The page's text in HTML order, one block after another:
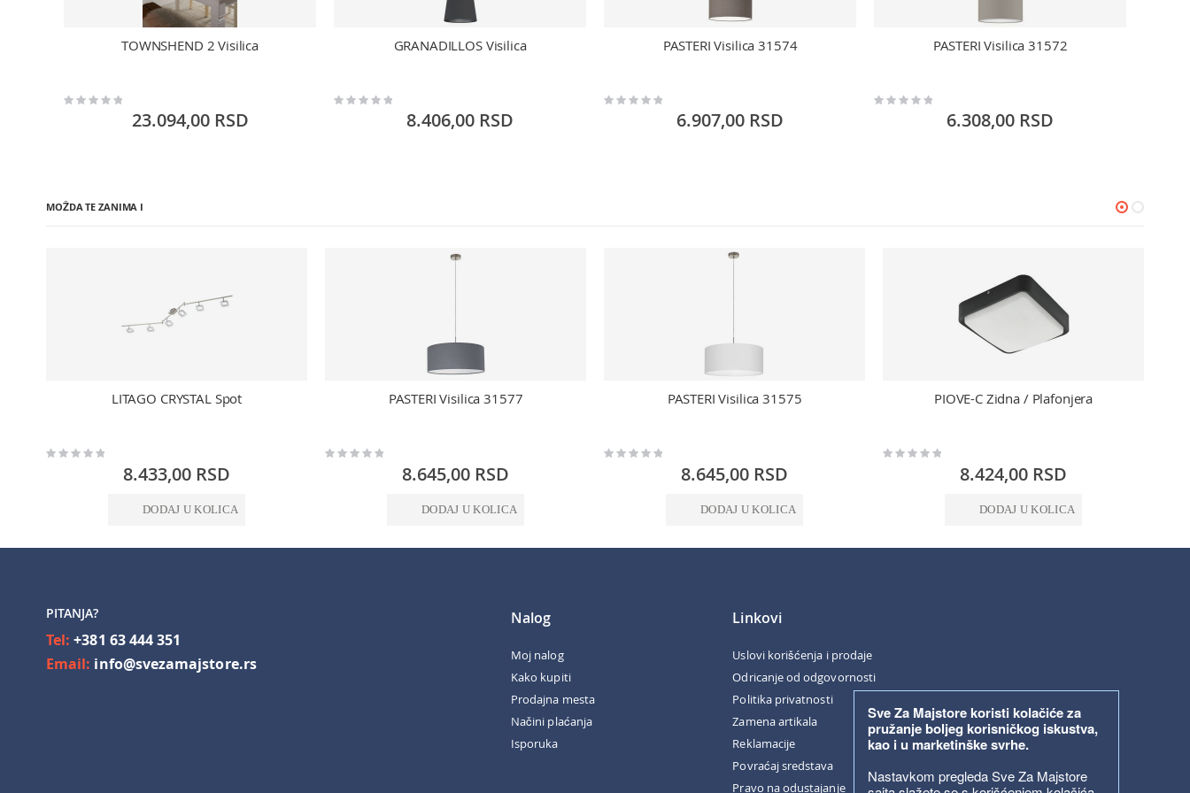
Sve Za Majstore koristi kolačiće za
pružanje boljeg korisničkog iskustva,
kao i u marketinške svrhe.
Nastavkom pregleda Sve Za Majstore
TOWNSHEND 2 Visilica
Rating:
23.094,00 RSD
GRANADILLOS Visilica
Rating:
8.406,00 RSD
PASTERI Visilica 31574
Rating:
6.907,00 RSD
PASTERI Visilica 31572
Rating:
6.308,00 RSD
MOŽDA TE ZANIMA I
LITAGO CRYSTAL Spot
Rating:
8.433,00 RSD
DODAJ U KOLICA
PASTERI Visilica 31577
Rating:
8.645,00 RSD
DODAJ U KOLICA
PASTERI Visilica 31575
Rating:
8.645,00 RSD
DODAJ U KOLICA
PIOVE-C Zidna / Plafonjera
Rating:
8.424,00 RSD
DODAJ U KOLICA
PITANJA?
Tel:+381 63 444 351
Email: info@svezamajstore.rs
Nalog
Moj nalog
Kako kupiti
Prodajna mesta
Načini plaćanja
Isporuka
Linkovi
Uslovi korišćenja i prodaje
Odricanje od odgovornosti
Politika privatnosti
Zamena artikala
Reklamacije
Povraćaj sredstava
Pravo na odustajanje